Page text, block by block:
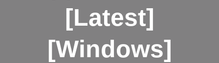
[Latest]
[Windows]